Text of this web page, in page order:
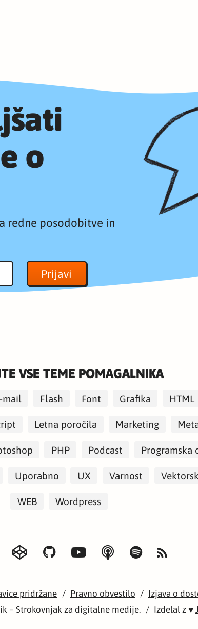
o
redne posodobitve in
VSE TEME POMAGALNIKA
mail Flash Font Grafika HTML
Letna poročila Marketing
PHP Podcast Programska
Uporabno UX Varnost
WEB Wordpress
pridržane / Pravno obvestilo / Izjava o
– Strokovnjak za digitalne medije. / Izdelal z ♥